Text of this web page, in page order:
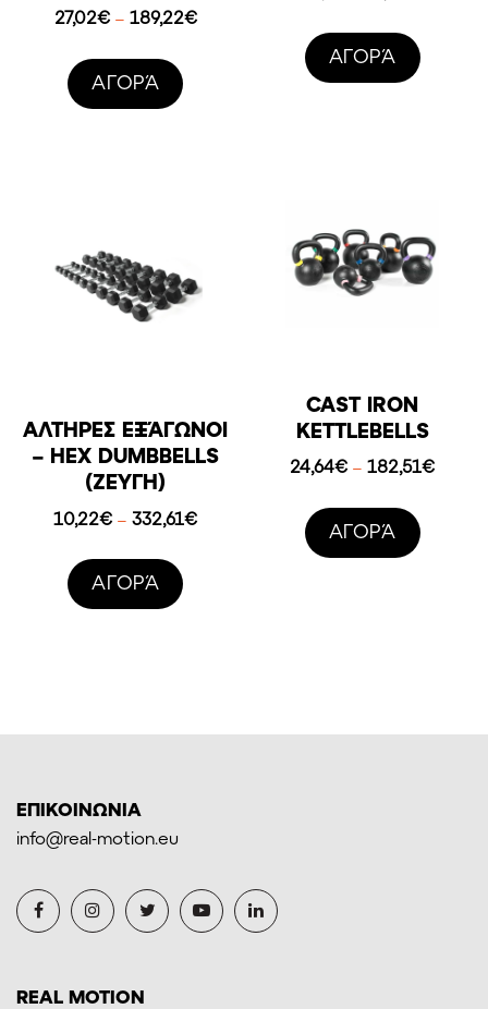
27,02€ – 189,22€Price
AΓΟΡΆ
was:
77,00€.είναι:
AΓΟΡΆ
ΑΛΤΉΡΕΣ ΕΞΆΓΩΝΟΙ
– HEX DUMBBELLS
(ΖΕΎΓΗ)
10,22€ – 332,61€Price
AΓΟΡΆ
CAST IRON
KETTLEBELLS
24,64€ – 182,51€Price
AΓΟΡΆ
ΕΠΙΚΟΙΝΩΝΙΑ
info@real-motion.eu
REAL MOTION